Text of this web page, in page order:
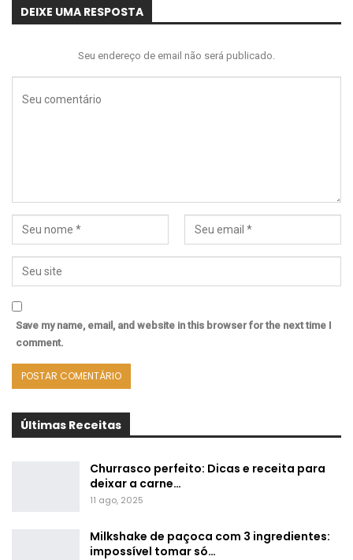
DEIXE UMA RESPOSTA
Seu endereço de email não será publicado.
Save my name, email, and website in this browser for the next time I
comment.
Últimas Receitas
Churrasco perfeito: Dicas e receita para
deixar a carne…
11 ago, 2025
Milkshake de paçoca com 3 ingredientes:
impossível tomar só…